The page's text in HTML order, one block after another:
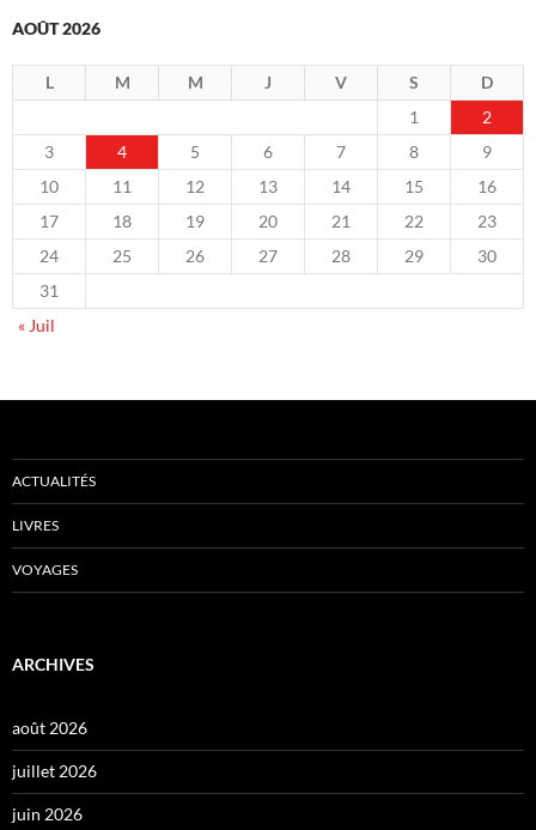
AOÛT 2026
L M M J V S
D
1
2
3
4 5 6 7 8
9
10
11 12 13 14 15
16
17
18 19 20 21 22
23
24
25 26 27 28 29
30
31
« Juil
ACTUALITÉS
LIVRES
VOYAGES
ARCHIVES
août 2026
juillet 2026
juin 2026